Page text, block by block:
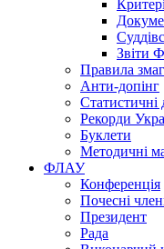
Звіти
Правила
Анти-допінг
Статистичні
Рекорди
Буклети
Методичні
ФЛАУ
Конференція
Почесні
Президент
Рада